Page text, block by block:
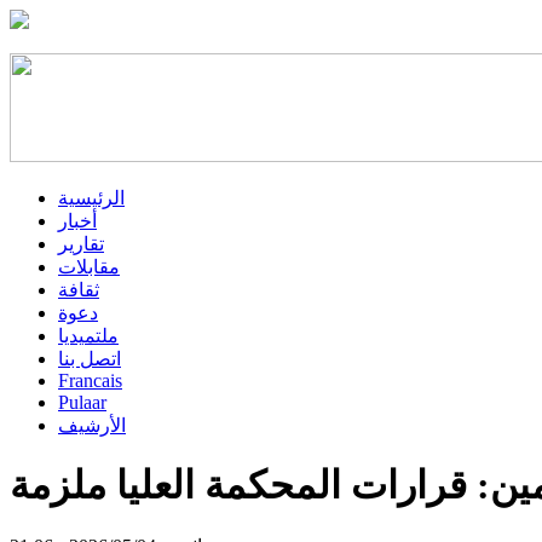
الرئيسية
أخبار
تقارير
مقابلات
ثقافة
دعوة
ملتميديا
اتصل بنا
Francais
Pulaar
الأرشيف
قرارات المحكمة العليا ملزمة